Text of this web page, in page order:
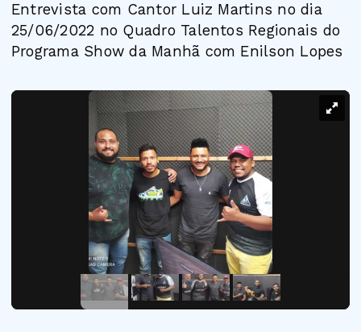
Entrevista com Cantor Luiz Martins no dia
25/06/2022 no Quadro Talentos Regionais do
Programa Show da Manhã com Enilson Lopes